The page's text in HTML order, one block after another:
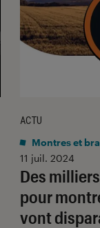
Des
pour
vont
ACTU
Montres et
11 juil. 2024